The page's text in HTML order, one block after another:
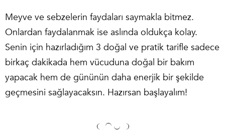
Meyve ve sebzelerin faydaları saymakla bitmez.
Onlardan faydalanmak ise aslında oldukça kolay.
Senin için hazırladığım 3 doğal ve pratik tarifle sadece
birkaç dakikada hem vücuduna doğal bir bakım
yapacak hem de gününün daha enerjik bir şekilde
geçmesini sağlayacaksın. Hazırsan başlayalım!